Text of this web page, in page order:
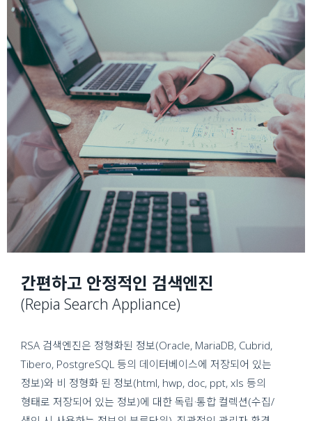
간편하고 안정적인 검색엔진
(Repia Search Appliance)
RSA 검색엔진은 정형화된 정보(Oracle, MariaDB, Cubrid,
Tibero, PostgreSQL 등의 데이터베이스에 저장되어 있는
정보)와 비 정형화 된 정보(html, hwp, doc, ppt, xls 등의
형태로 저장되어 있는 정보)에 대한 독립·통합 컬렉션(수집/